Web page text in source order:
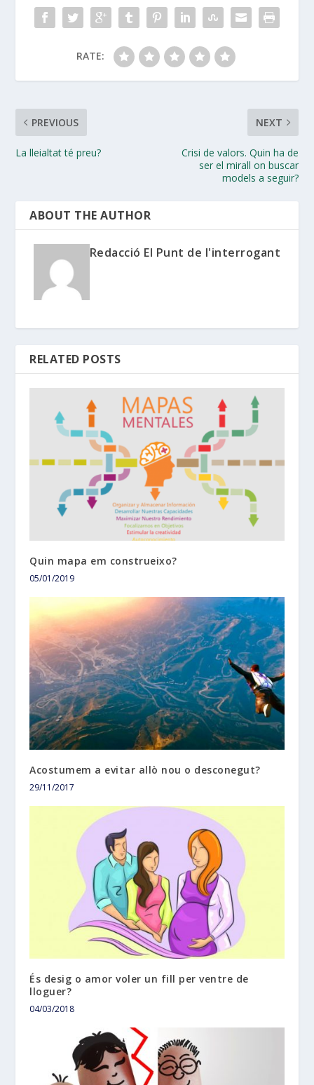
RATE:
PREVIOUS
La lleialtat té preu?
NEXT
Crisi de valors. Quin ha de
ser el mirall on buscar
models a seguir?
ABOUT THE AUTHOR
Redacció El Punt de l'interrogant
RELATED POSTS
Quin mapa em construeixo?
05/01/2019
Acostumem a evitar allò nou o desconegut?
29/11/2017
És desig o amor voler un fill per ventre de
lloguer?
04/03/2018